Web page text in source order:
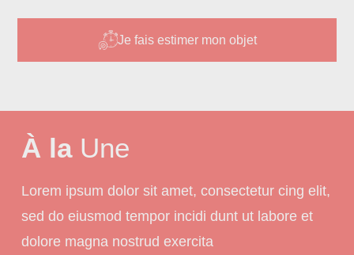
Je fais estimer mon objet
À laUne
Lorem ipsum dolor sit amet, consectetur cing elit,
sed do eiusmod tempor incidi dunt ut labore et
dolore magna nostrud exercita